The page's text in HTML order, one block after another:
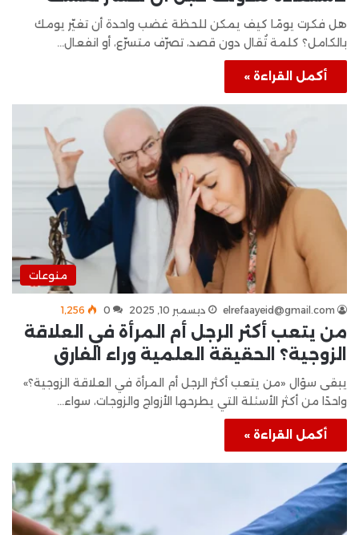
هل فكرت يومًا كيف يمكن للحظة غضب واحدة أن تغيّر يومك
بالكامل؟ كلمة تُقال دون قصد، تصرّف متسرّع، أو انفعال…
أكمل القراءة »
منوعات
elrefaayeid@gmail.com ديسمبر 10, 2025 0 1٬256
من يتعب أكثر الرجل أم المرأة في العلاقة
الزوجية؟ الحقيقة العلمية وراء الفارق
يبقى سؤال «من يتعب أكثر الرجل أم المرأة في العلاقة الزوجية؟»
واحدًا من أكثر الأسئلة التي يطرحها الأزواج والزوجات، سواء…
أكمل القراءة »